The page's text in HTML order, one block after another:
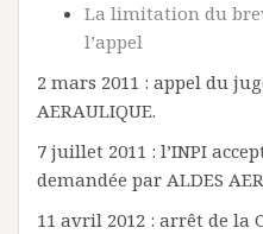
La limitation du
l’appel
2 mars 2011 : appel du
AERAULIQUE.
7 juillet 2011 : l’INPI
demandée par ALDES
11 avril 2012 : arrêt de la